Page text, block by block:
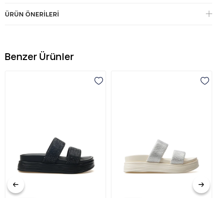
ÜRÜN ÖNERILERI
Benzer Ürünler